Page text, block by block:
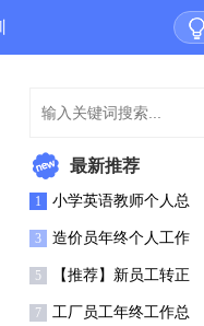
最新推荐
1 小学英语教师个人总
结(15篇)
3 造价员年终个人工作
总结
5 【推荐】新员工转正
个人工作总结
7 工厂员工年终工作总